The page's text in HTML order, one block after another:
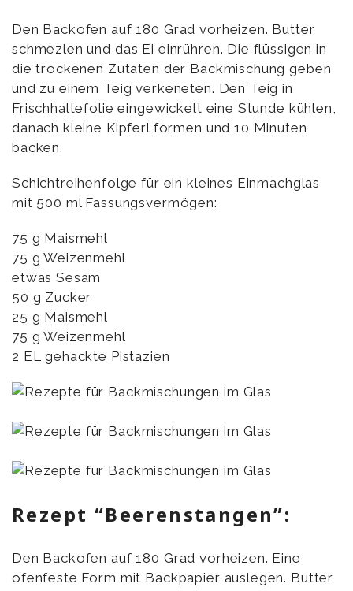
Den Backofen auf 180 Grad vorheizen. Butter
schmezlen und das Ei einrühren. Die flüssigen in
die trockenen Zutaten der Backmischung geben
und zu einem Teig verkeneten. Den Teig in
Frischhaltefolie eingewickelt eine Stunde kühlen,
danach kleine Kipferl formen und 10 Minuten
backen.
Schichtreihenfolge für ein kleines Einmachglas
mit 500 ml Fassungsvermögen:
75 g Maismehl
75 g Weizenmehl
etwas Sesam
50 g Zucker
25 g Maismehl
75 g Weizenmehl
2 EL gehackte Pistazien
Rezept “Beerenstangen”:
Den Backofen auf 180 Grad vorheizen. Eine
ofenfeste Form mit Backpapier auslegen. Butter